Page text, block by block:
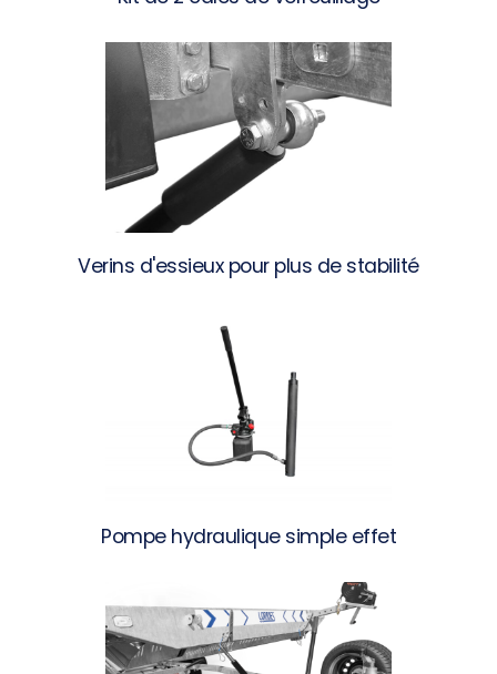
Verins d'essieux pour plus de stabilité
Pompe hydraulique simple effet